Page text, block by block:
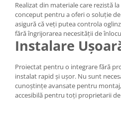
Realizat din materiale care rezistă
conceput pentru a oferi o soluție
asigură că veți putea controla
fără îngrijorarea necesității de
Instalare
Proiectat pentru o integrare fără
instalat rapid și ușor. Nu sunt
cunoștințe avansate pentru
accesibilă pentru toți proprietarii